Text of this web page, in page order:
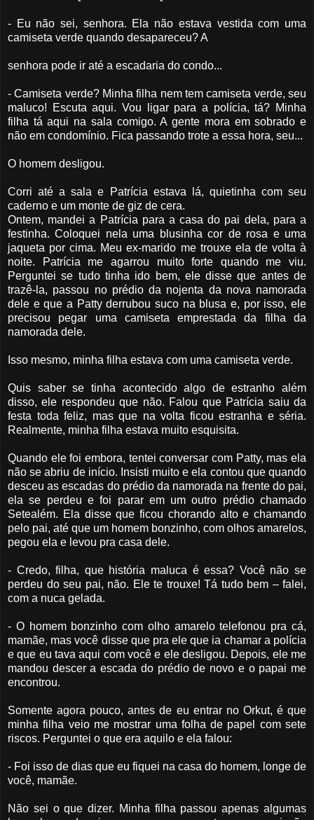
- Eu não sei, senhora. Ela não estava vestida com uma
camiseta verde quando desapareceu? A
senhora pode ir até a escadaria do condo...
- Camiseta verde? Minha filha nem tem camiseta verde, seu
maluco! Escuta aqui. Vou ligar para a polícia, tá? Minha
filha tá aqui na sala comigo. A gente mora em sobrado e
não em condomínio. Fica passando trote a essa hora, seu...
O homem desligou.
Corri até a sala e Patrícia estava lá, quietinha com seu
caderno e um monte de giz de cera.
Ontem, mandei a Patrícia para a casa do pai dela, para a
festinha. Coloquei nela uma blusinha cor de rosa e uma
jaqueta por cima. Meu ex-marido me trouxe ela de volta à
noite. Patrícia me agarrou muito forte quando me viu.
Perguntei se tudo tinha ido bem, ele disse que antes de
trazê-la, passou no prédio da nojenta da nova namorada
dele e que a Patty derrubou suco na blusa e, por isso, ele
precisou pegar uma camiseta emprestada da filha da
namorada dele.
Isso mesmo, minha filha estava com uma camiseta verde.
Quis saber se tinha acontecido algo de estranho além
disso, ele respondeu que não. Falou que Patrícia saiu da
festa toda feliz, mas que na volta ficou estranha e séria.
Realmente, minha filha estava muito esquisita.
Quando ele foi embora, tentei conversar com Patty, mas ela
não se abriu de início. Insisti muito e ela contou que quando
desceu as escadas do prédio da namorada na frente do pai,
ela se perdeu e foi parar em um outro prédio chamado
Setealém. Ela disse que ficou chorando alto e chamando
pelo pai, até que um homem bonzinho, com olhos amarelos,
pegou ela e levou pra casa dele.
- Credo, filha, que história maluca é essa? Você não se
perdeu do seu pai, não. Ele te trouxe! Tá tudo bem – falei,
com a nuca gelada.
- O homem bonzinho com olho amarelo telefonou pra cá,
mamãe, mas você disse que pra ele que ia chamar a polícia
e que eu tava aqui com você e ele desligou. Depois, ele me
mandou descer a escada do prédio de novo e o papai me
encontrou.
Somente agora pouco, antes de eu entrar no Orkut, é que
minha filha veio me mostrar uma folha de papel com sete
riscos. Perguntei o que era aquilo e ela falou:
- Foi isso de dias que eu fiquei na casa do homem, longe de
você, mamãe.
Não sei o que dizer. Minha filha passou apenas algumas